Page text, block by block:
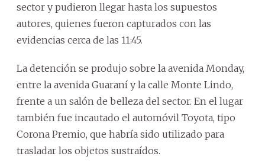
sector y pudieron llegar hasta los supuestos
autores, quienes fueron capturados con las
evidencias cerca de las 11:45.
La detención se produjo sobre la avenida Monday,
entre la avenida Guaraní y la calle Monte Lindo,
frente a un salón de belleza del sector. En el lugar
también fue incautado el automóvil Toyota, tipo
Corona Premio, que habría sido utilizado para
trasladar los objetos sustraídos.